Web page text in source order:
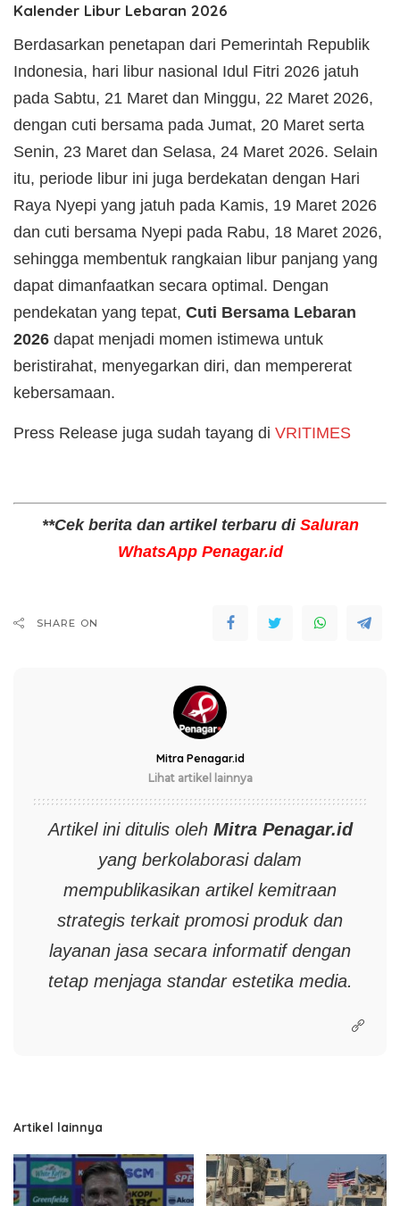
Kalender Libur Lebaran 2026
Berdasarkan penetapan dari Pemerintah Republik
Indonesia, hari libur nasional Idul Fitri 2026 jatuh
pada Sabtu, 21 Maret dan Minggu, 22 Maret 2026,
dengan cuti bersama pada Jumat, 20 Maret serta
Senin, 23 Maret dan Selasa, 24 Maret 2026. Selain
itu, periode libur ini juga berdekatan dengan Hari
Raya Nyepi yang jatuh pada Kamis, 19 Maret 2026
dan cuti bersama Nyepi pada Rabu, 18 Maret 2026,
sehingga membentuk rangkaian libur panjang yang
dapat dimanfaatkan secara optimal. Dengan
pendekatan yang tepat, Cuti Bersama Lebaran
2026 dapat menjadi momen istimewa untuk
beristirahat, menyegarkan diri, dan mempererat
kebersamaan.
Press Release juga sudah tayang di VRITIMES
**Cek berita dan artikel terbaru di Saluran
WhatsApp Penagar.id
SHARE ON
Mitra Penagar.id
Lihat artikel lainnya
Artikel ini ditulis oleh Mitra Penagar.id
yang berkolaborasi dalam
mempublikasikan artikel kemitraan
strategis terkait promosi produk dan
layanan jasa secara informatif dengan
tetap menjaga standar estetika media.
Artikel lainnya